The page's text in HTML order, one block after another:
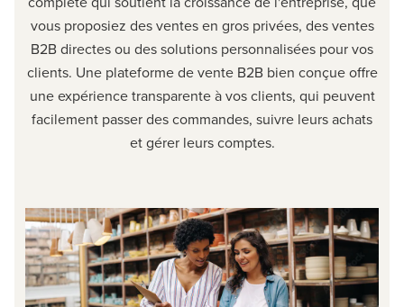
vous proposiez des ventes en gros privées, des ventes
B2B directes ou des solutions personnalisées pour vos
clients. Une plateforme de vente B2B bien conçue offre
une expérience transparente à vos clients, qui peuvent
facilement passer des commandes, suivre leurs achats
et gérer leurs comptes.